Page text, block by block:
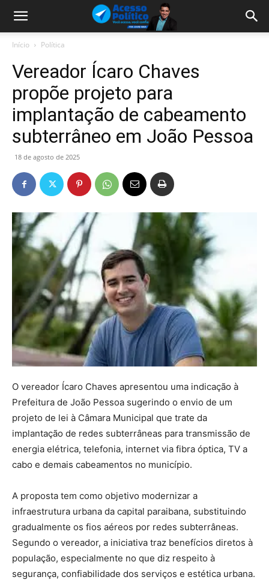
Início Política
Vereador Ícaro Chaves
propõe projeto para
implantação de cabeamento
subterrâneo em João Pessoa
18 de agosto de 2025
O vereador Ícaro Chaves apresentou uma indicação à
Prefeitura de João Pessoa sugerindo o envio de um
projeto de lei à Câmara Municipal que trate da
implantação de redes subterrâneas para transmissão de
energia elétrica, telefonia, internet via fibra óptica, TV a
cabo e demais cabeamentos no município.
A proposta tem como objetivo modernizar a
infraestrutura urbana da capital paraibana, substituindo
gradualmente os fios aéreos por redes subterrâneas.
Segundo o vereador, a iniciativa traz benefícios diretos à
população, especialmente no que diz respeito à
segurança, confiabilidade dos serviços e estética urbana.